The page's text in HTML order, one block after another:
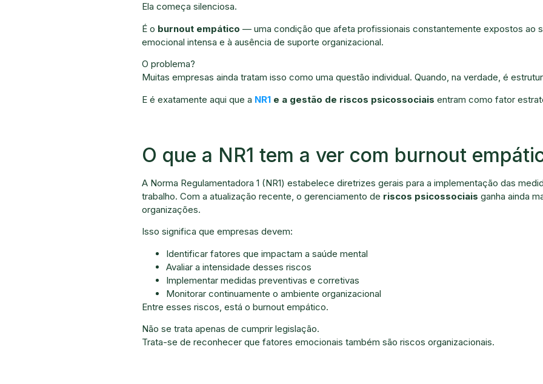
Ela começa silenciosa.
É o burnout empático — uma condição que afeta profissionais constantemente expostos ao
emocional intensa e à ausência de suporte organizacional.
O problema?
Muitas empresas ainda tratam isso como uma questão individual. Quando, na verdade, é
E é exatamente aqui que a NR1 e a gestão de riscos psicossociais entram como fator
O que a NR1 tem a ver com burnout
A Norma Regulamentadora 1 (NR1) estabelece diretrizes gerais para a implementação das
trabalho. Com a atualização recente, o gerenciamento de riscos psicossociais ganha ainda
organizações.
Isso significa que empresas devem:
Identificar fatores que impactam a saúde mental
Avaliar a intensidade desses riscos
Implementar medidas preventivas e corretivas
Monitorar continuamente o ambiente organizacional
Entre esses riscos, está o burnout empático.
Não se trata apenas de cumprir legislação.
Trata-se de reconhecer que fatores emocionais também são riscos organizacionais.